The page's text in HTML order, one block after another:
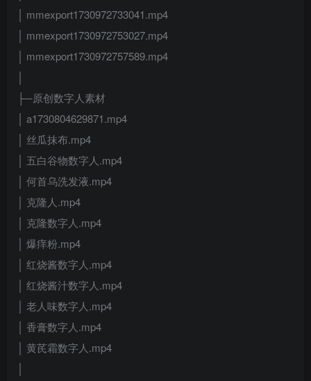
│ mmexport1730972733041.mp4
│ mmexport1730972753027.mp4
│ mmexport1730972757589.mp4
├─原创数字人素材
│ a1730804629871.mp4
│ 丝瓜抹布.mp4
│ 五白谷物数字人.mp4
│ 何首乌洗发液.mp4
│ 克隆人.mp4
│ 克隆数字人.mp4
│ 爆痒粉.mp4
│ 红烧酱数字人.mp4
│ 红烧酱汁数字人.mp4
│ 老人味数字人.mp4
│ 香膏数字人.mp4
│ 黄芪霜数字人.mp4